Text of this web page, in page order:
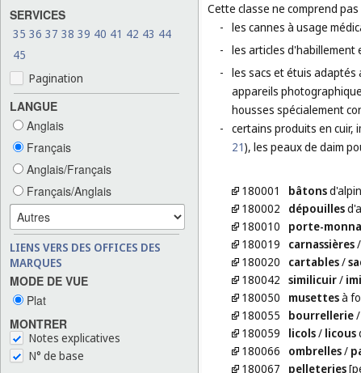
SERVICES
35 36 37 38 39 40 41 42 43 44
45
Pagination
LANGUE
Anglais
Français
Anglais/Français
Français/Anglais
LIENS VERS DES OFFICES DES
MARQUES
MODE DE VUE
Plat
MONTRER
Notes explicatives
N° de base
Cette classe ne comprend
- les cannes à usage
- les articles d'habillement
- les sacs et étuis adaptés
appareils
housses spécialement
- certains produits en cuir,
21), les peaux de daim
180001 bâtons
180002
dépouilles
180010
porte-
180019
carnassières/
180020
cartables/
180042 similicuir/
180050
musettesà
180055
bourrellerie/
180059
licols/ licous
180066
ombrelles/
180067
pelleteries